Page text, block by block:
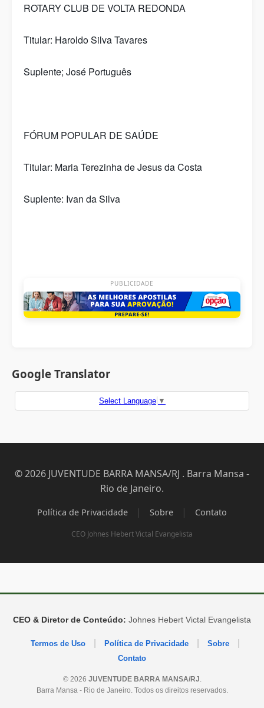
ROTARY CLUB DE VOLTA REDONDA
Titular: Haroldo Silva Tavares
Suplente; José Português
FÓRUM POPULAR DE SAÚDE
Titular: Maria Terezinha de Jesus da Costa
Suplente: Ivan da Silva
PUBLICIDADE
Google Translator
Select Language ▼
© 2026 JUVENTUDE BARRA MANSA/RJ . Barra Mansa -
Rio de Janeiro.
Política de Privacidade | Sobre | Contato
CEO Johnes Hebert Victal Evangelista
CEO & Diretor de Conteúdo: Johnes Hebert Victal Evangelista
Termos de Uso Política de Privacidade Sobre
Contato
© 2026 JUVENTUDE BARRA MANSA/RJ
Barra Mansa - Rio de Janeiro. Todos os direitos reservados.